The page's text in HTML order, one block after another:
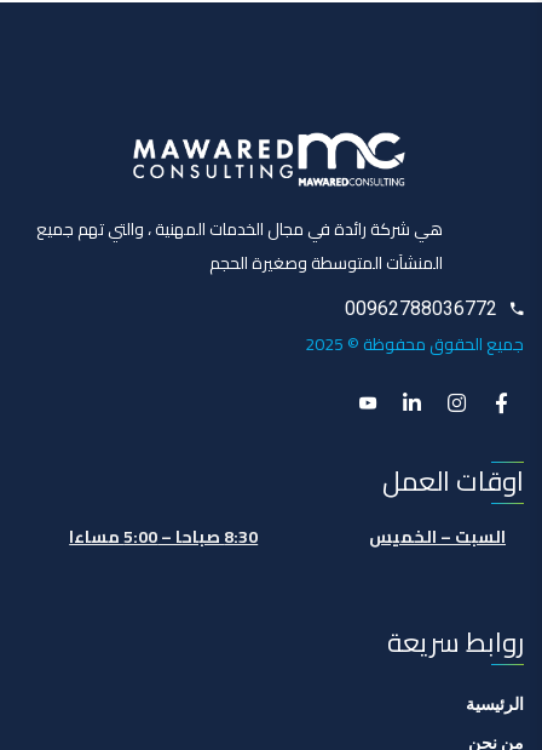
هي شركة رائدة في مجال الخدمات المهنية ، والتي تهم جميع
المنشآت المتوسطة وصغيرة الحجم
00962788036772
جميع الحقوق محفوظة © 2025
اوقات العمل
السبت – الخميس 8:30 صباحا – 5:00 مساءا
روابط سريعة
الرئيسية
من نحن